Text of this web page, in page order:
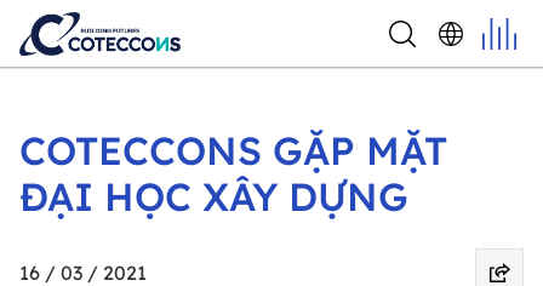
COTECCONS GẶP MẶT
ĐẠI HỌC XÂY DỰNG
16 / 03 / 2021